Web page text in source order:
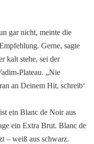
gar nicht, meinte die
Gerne, sagte
kalt stehe, sei der
Plateau. „Nie
an Deinem Hit, schreib‘
ein Blanc de Noir aus
ein Extra Brut. Blanc de
– weiß aus schwarz.